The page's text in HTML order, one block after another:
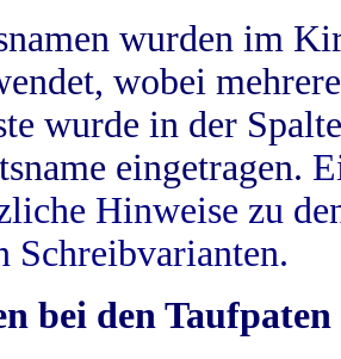
wurden im
wobei
wurde in der
eingetragen.
Hinweise zu
Schreibvarianten.
bei den Taufpaten